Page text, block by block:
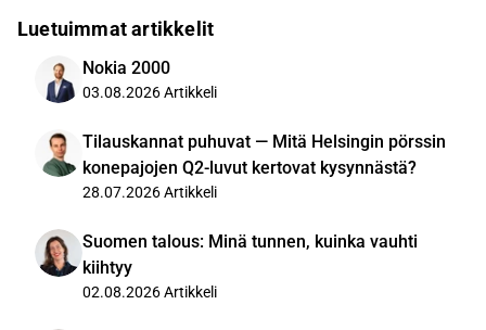
Luetuimmat artikkelit
Nokia 2000
03.08.2026Artikkeli
Tilauskannat puhuvat — Mitä Helsingin pörssin
konepajojen Q2-luvut kertovat kysynnästä?
28.07.2026Artikkeli
Suomen talous: Minä tunnen, kuinka vauhti
kiihtyy
02.08.2026Artikkeli